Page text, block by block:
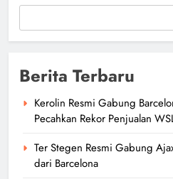
Berita Terbaru
Kerolin Resmi Gabung
Pecahkan Rekor Penjualan
Ter Stegen Resmi Gabung
dari Barcelona